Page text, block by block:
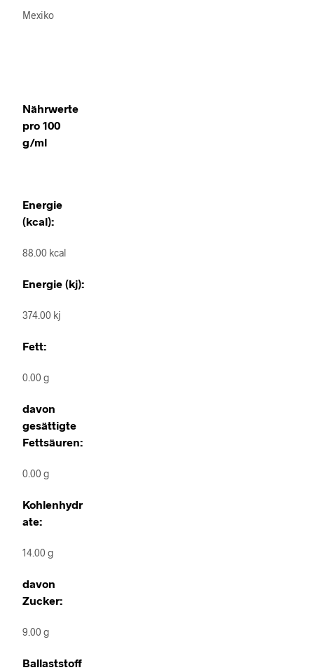
Mexiko
Nährwerte
pro 100
g/ml
Energie
(kcal):
88.00 kcal
Energie (kj):
374.00 kj
Fett:
0.00 g
davon
gesättigte
Fettsäuren:
0.00 g
Kohlenhydr
ate:
14.00 g
davon
Zucker:
9.00 g
Ballaststoff